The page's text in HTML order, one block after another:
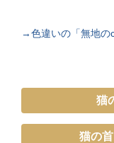
→色違いの「無地の
猫
猫の